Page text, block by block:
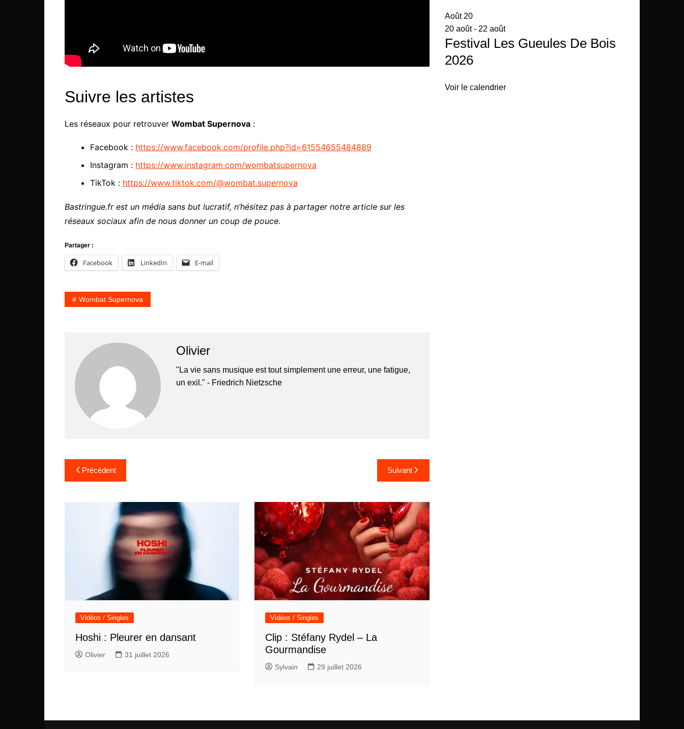
Suivre les artistes
Les réseaux pour retrouver Wombat Supernova :
Facebook : https://www.facebook.com/profile.php?id=61554655484889
Instagram : https://www.instagram.com/wombatsupernova
TikTok : https://www.tiktok.com/@wombat.supernova
Bastringue.fr est un média sans but lucratif, n’hésitez pas à partager notre article sur les
réseaux sociaux afin de nous donner un coup de pouce.
Partager :
Facebook LinkedIn E-mail
Wombat Supernova
Olivier
"La vie sans musique est tout simplement une erreur, une fatigue,
un exil." - Friedrich Nietzsche
Navigation
de
l’article
Précédent Suivant
Vidéos / Singles
Hoshi : Pleurer en dansant
Olivier 31 juillet 2026
Vidéos / Singles
Clip : Stéfany Rydel – La
Gourmandise
Sylvain 29 juillet 2026
Août 20
20 août- 22 août
Festival Les Gueules De Bois
2026
Voir le calendrier